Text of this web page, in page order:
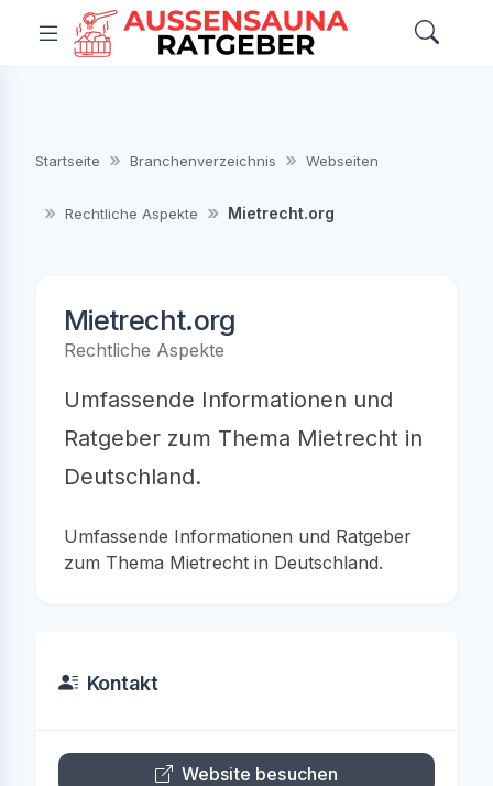
Startseite Branchenverzeichnis Webseiten
Rechtliche Aspekte Mietrecht.org
Mietrecht.org
Rechtliche Aspekte
Umfassende Informationen und
Ratgeber zum Thema Mietrecht in
Deutschland.
Umfassende Informationen und Ratgeber
zum Thema Mietrecht in Deutschland.
Kontakt
Website besuchen